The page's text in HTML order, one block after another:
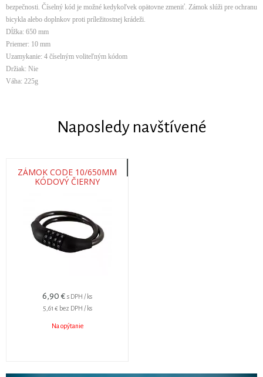
bezpečnosti. Číselný kód je možné kedykoľvek opätovne zmeniť. Zámok slúži pre ochranu
bicykla alebo doplnkov proti príležitostnej krádeži.
Dĺžka: 650 mm
Priemer: 10 mm
Uzamykanie: 4 číselným voliteľným kódom
Držiak: Nie
Váha: 225g
Naposledy navštívené
ZÁMOK CODE 10/650MM
KÓDOVÝ ČIERNY
6,90 € s DPH / ks
5,61 € bez DPH / ks
Na opýtanie